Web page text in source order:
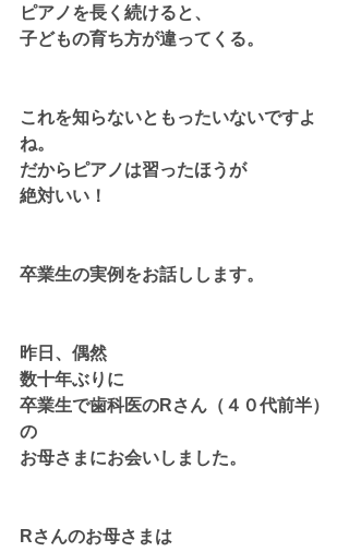
ピアノを長く続けると、
子どもの育ち方が違ってくる。
これを知らないともったいないですよ
ね。
だからピアノは習ったほうが
絶対いい！
卒業生の実例をお話しします。
昨日、偶然
数十年ぶりに
卒業生で歯科医のRさん（４０代前半）
の
お母さまにお会いしました。
Rさんのお母さまは